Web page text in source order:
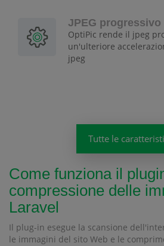
JPEG progressivo
OptiPic rende il jpeg
un'ulteriore
jpeg
Tutte le
Come funziona il
compressione delle
Laravel
Il plug-in esegue la scansione
le immagini del sito Web e le